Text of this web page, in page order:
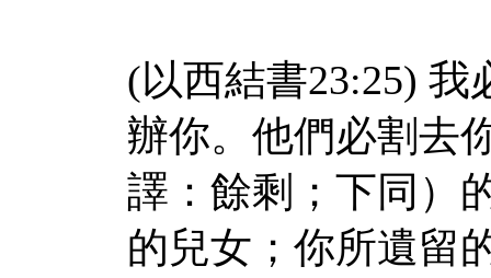
(以西結書23:25)
辦你。他們必割去
譯：餘剩；下同）
的兒女；你所遺留